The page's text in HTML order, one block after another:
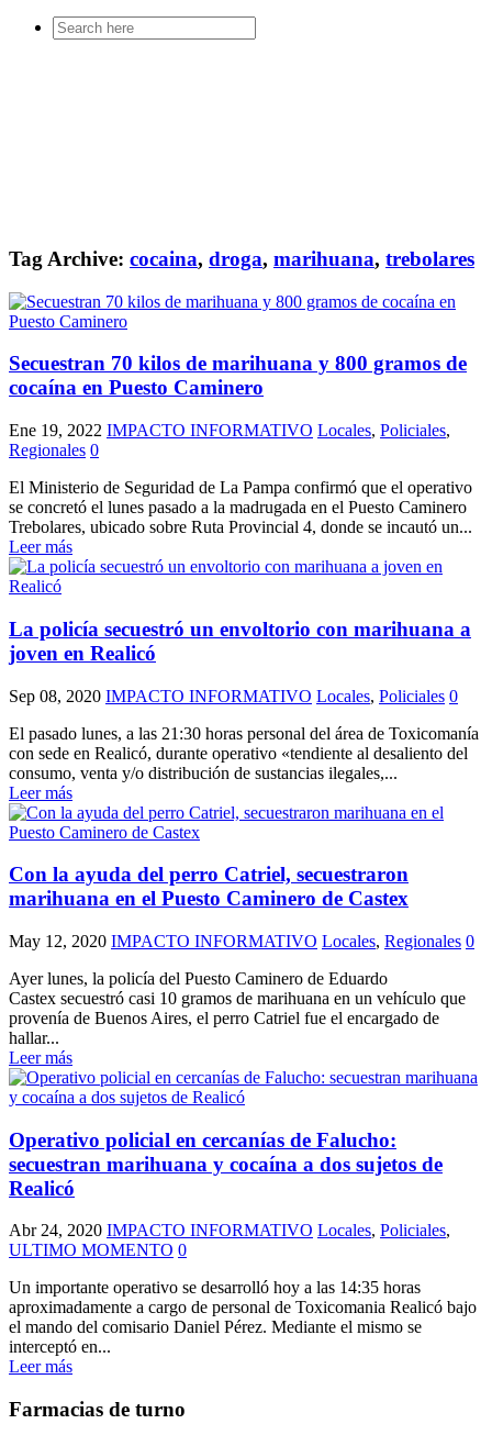
Search
for:
Tag Archive: cocaina, droga, marihuana, trebolares
Secuestran 70 kilos de marihuana y 800 gramos de
cocaína en Puesto Caminero
Ene 19, 2022 IMPACTO INFORMATIVO Locales, Policiales,
Regionales 0
El Ministerio de Seguridad de La Pampa confirmó que el operativo
se concretó el lunes pasado a la madrugada en el Puesto Caminero
Trebolares, ubicado sobre Ruta Provincial 4, donde se incautó un...
Leer más
La policía secuestró un envoltorio con marihuana a
joven en Realicó
Sep 08, 2020 IMPACTO INFORMATIVO Locales, Policiales 0
El pasado lunes, a las 21:30 horas personal del área de Toxicomanía
con sede en Realicó, durante operativo «tendiente al desaliento del
consumo, venta y/o distribución de sustancias ilegales,...
Leer más
Con la ayuda del perro Catriel, secuestraron
marihuana en el Puesto Caminero de Castex
May 12, 2020 IMPACTO INFORMATIVO Locales, Regionales 0
Ayer lunes, la policía del Puesto Caminero de Eduardo
Castex secuestró casi 10 gramos de marihuana en un vehículo que
provenía de Buenos Aires, el perro Catriel fue el encargado de
hallar...
Leer más
Operativo policial en cercanías de Falucho:
secuestran marihuana y cocaína a dos sujetos de
Realicó
Abr 24, 2020 IMPACTO INFORMATIVO Locales, Policiales,
ULTIMO MOMENTO 0
Un importante operativo se desarrolló hoy a las 14:35 horas
aproximadamente a cargo de personal de Toxicomania Realicó bajo
el mando del comisario Daniel Pérez. Mediante el mismo se
interceptó en...
Leer más
Farmacias de turno